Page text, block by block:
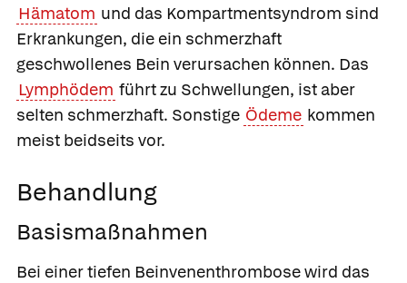
Hämatom und das Kompartmentsyndrom sind
Erkrankungen, die ein schmerzhaft
geschwollenes Bein verursachen können. Das
Lymphödem führt zu Schwellungen, ist aber
selten schmerzhaft. Sonstige Ödeme kommen
meist beidseits vor.
Behandlung
Basismaßnahmen
Bei einer tiefen Beinvenenthrombose wird das